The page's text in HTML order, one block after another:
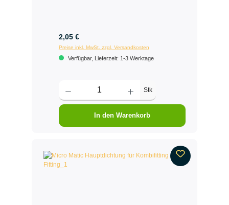
2,05 €
Preise inkl. MwSt. zzgl. Versandkosten
Verfügbar, Lieferzeit: 1-3 Werktage
Stk
In den Warenkorb